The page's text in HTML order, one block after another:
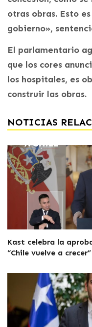
otras obras. Esto
gobierno»,
El parlamentario
que los cores
los hospitales, es
construir las obras.
NOTICIAS
Kast celebra la
“Chile vuelve a crecer”